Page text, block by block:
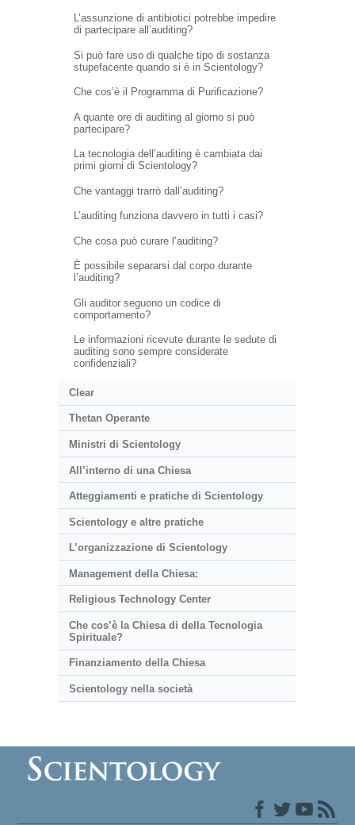
L’assunzione di antibiotici potrebbe impedire
di partecipare all’auditing?
Si può fare uso di qualche tipo di sostanza
stupefacente quando si è in Scientology?
Che cos’è il Programma di Purificazione?
A quante ore di auditing al giorno si può
partecipare?
La tecnologia dell’auditing è cambiata dai
primi giorni di Scientology?
Che vantaggi trarrò dall’auditing?
L’auditing funziona davvero in tutti i casi?
Che cosa può curare l’auditing?
È possibile separarsi dal corpo durante
l’auditing?
Gli auditor seguono un codice di
comportamento?
Le informazioni ricevute durante le sedute di
auditing sono sempre considerate
confidenziali?
Clear
Thetan Operante
Ministri di Scientology
All’interno di una Chiesa
Atteggiamenti e pratiche di Scientology
Scientology e altre pratiche
L’organizzazione di Scientology
Management della Chiesa:
Religious Technology Center
Che cos’è la Chiesa di della Tecnologia
Spirituale?
Finanziamento della Chiesa
Scientology nella società